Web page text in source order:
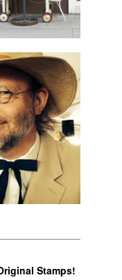
Stamps!